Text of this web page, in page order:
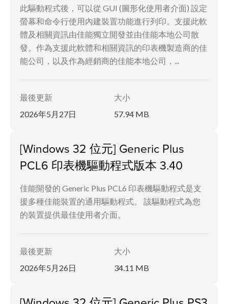
此驅動程式後，可以從 GUI (圖形化使用者介面) 設定
螢幕和命令行使用內建裝置功能進行列印。支援此軟
體及相關資訊由佳能獨立開發並由佳能本地公司散
發。作為支援此軟體和相關資訊的印表機製造商的佳
能公司，以及作為經銷商的佳能本地公司，...
最後更新
2026年5月27日
大小
57.94 MB
[Windows 32 位元] Generic Plus
PCL6 印表機驅動程式版本 3.40
佳能開發的 Generic Plus PCL6 印表機驅動程式是支
援多種佳能裝置的通用驅動程式。 該驅動程式為您
的裝置提供最佳使用者介面。
最後更新
2026年5月26日
大小
34.11 MB